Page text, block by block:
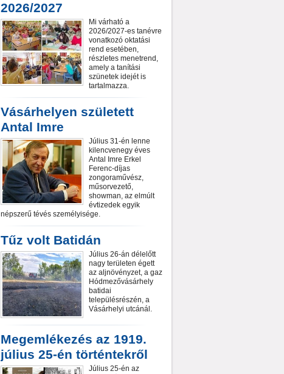
2026/2027
Mi várható a
2026/2027-es tanévre
vonatkozó oktatási
rend esetében,
részletes menetrend,
amely a tanítási
szünetek idejét is
tartalmazza.
Vásárhelyen született
Antal Imre
Július 31-én lenne
kilencvenegy éves
Antal Imre Erkel
Ferenc-díjas
zongoraművész,
műsorvezető,
showman, az elmúlt
évtizedek egyik
népszerű tévés személyisége.
Tűz volt Batidán
Július 26-án délelőtt
nagy területen égett
az aljnövényzet, a gaz
Hódmezővásárhely
batidai
településrészén, a
Vásárhelyi utcánál.
Megemlékezés az 1919.
július 25-én történtekről
Július 25-én az